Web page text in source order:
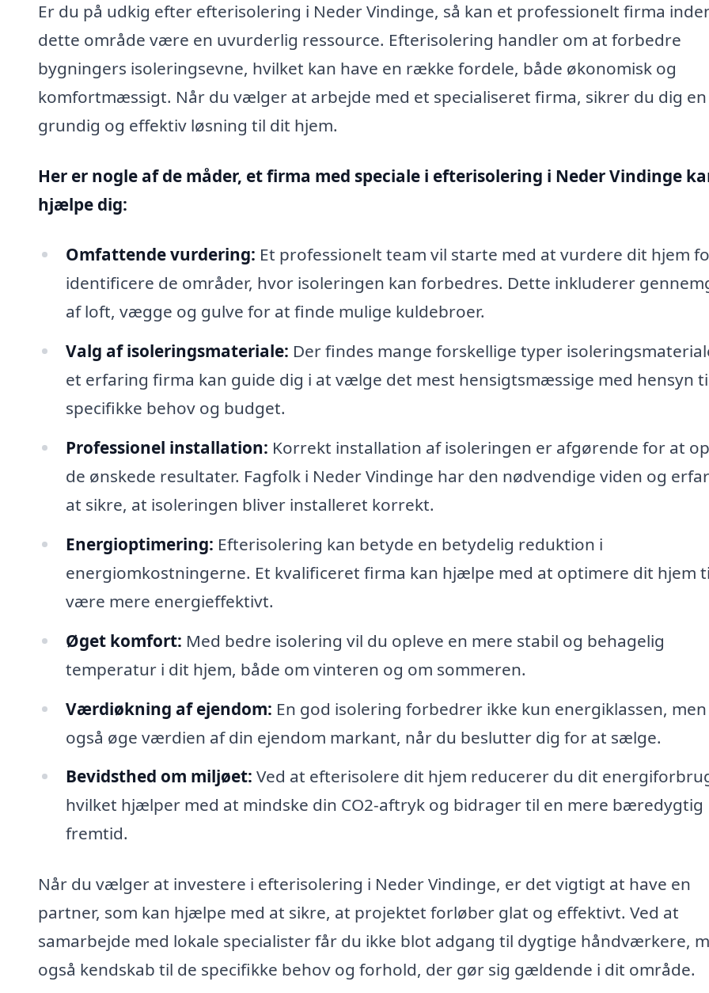
Er du på udkig efter efterisolering i Neder Vindinge, så kan et professionelt firma
dette område være en uvurderlig ressource. Efterisolering handler om at forbedre
bygningers isoleringsevne, hvilket kan have en række fordele, både økonomisk og
komfortmæssigt. Når du vælger at arbejde med et specialiseret firma, sikrer du dig en
grundig og effektiv løsning til dit hjem.
Her er nogle af de måder, et firma med speciale i efterisolering i Neder Vindinge
hjælpe dig:
Omfattende vurdering: Et professionelt team vil starte med at vurdere dit hjem
identificere de områder, hvor isoleringen kan forbedres. Dette inkluderer
af loft, vægge og gulve for at finde mulige kuldebroer.
Valg af isoleringsmateriale: Der findes mange forskellige typer
et erfaring firma kan guide dig i at vælge det mest hensigtsmæssige med hensyn
specifikke behov og budget.
Professionel installation: Korrekt installation af isoleringen er afgørende for at
de ønskede resultater. Fagfolk i Neder Vindinge har den nødvendige viden og
at sikre, at isoleringen bliver installeret korrekt.
Energioptimering: Efterisolering kan betyde en betydelig reduktion i
energiomkostningerne. Et kvalificeret firma kan hjælpe med at optimere dit hjem
være mere energieffektivt.
Øget komfort: Med bedre isolering vil du opleve en mere stabil og behagelig
temperatur i dit hjem, både om vinteren og om sommeren.
Værdiøkning af ejendom: En god isolering forbedrer ikke kun energiklassen,
også øge værdien af din ejendom markant, når du beslutter dig for at sælge.
Bevidsthed om miljøet: Ved at efterisolere dit hjem reducerer du dit
hvilket hjælper med at mindske din CO2-aftryk og bidrager til en mere bæredygtig
fremtid.
Når du vælger at investere i efterisolering i Neder Vindinge, er det vigtigt at have en
partner, som kan hjælpe med at sikre, at projektet forløber glat og effektivt. Ved at
samarbejde med lokale specialister får du ikke blot adgang til dygtige håndværkere,
også kendskab til de specifikke behov og forhold, der gør sig gældende i dit område.